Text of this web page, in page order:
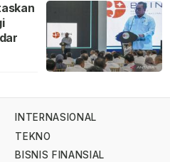
INTERNASIONAL
TEKNO
BISNIS FINANSIAL